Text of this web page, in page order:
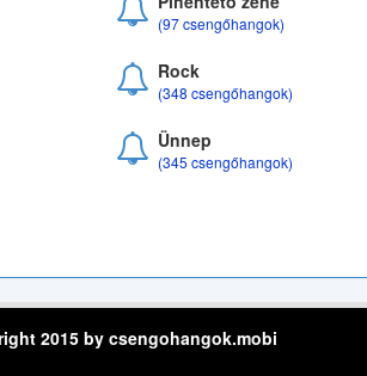
(97 csengőhangok)
Rock
(348 csengőhangok)
Ünnep
(345 csengőhangok)
2015 by csengohangok.mobi